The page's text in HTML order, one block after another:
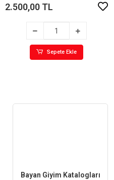
2.500,00 TL
Sepete Ekle
Bayan Giyim Katalogları